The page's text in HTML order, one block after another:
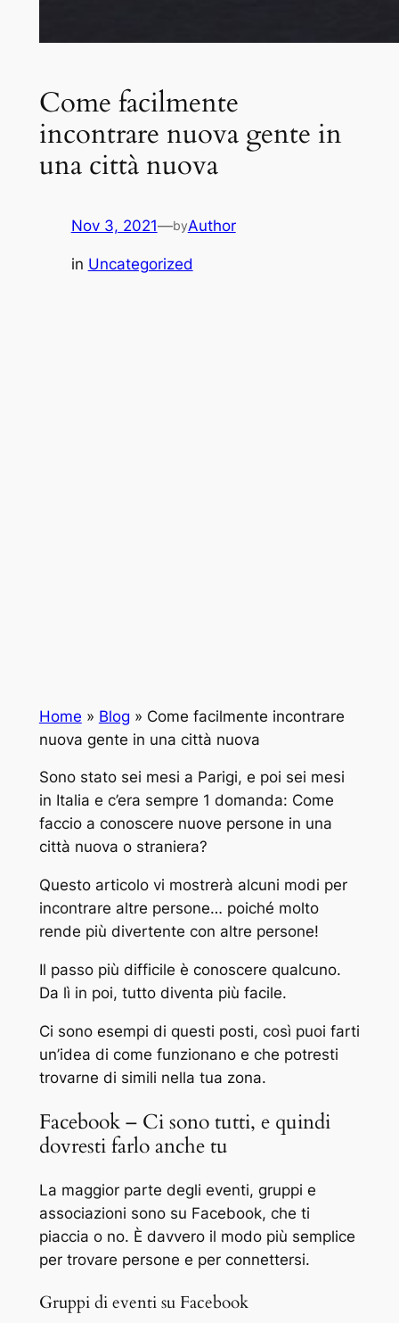
Come facilmente
incontrare nuova gente in
una città nuova
Nov 3, 2021—byAuthor
in Uncategorized
Home » Blog » Come facilmente incontrare
nuova gente in una città nuova
Sono stato sei mesi a Parigi, e poi sei mesi
in Italia e c’era sempre 1 domanda: Come
faccio a conoscere nuove persone in una
città nuova o straniera?
Questo articolo vi mostrerà alcuni modi per
incontrare altre persone… poiché molto
rende più divertente con altre persone!
Il passo più difficile è conoscere qualcuno.
Da lì in poi, tutto diventa più facile.
Ci sono esempi di questi posti, così puoi farti
un’idea di come funzionano e che potresti
trovarne di simili nella tua zona.
Facebook – Ci sono tutti, e quindi
dovresti farlo anche tu
La maggior parte degli eventi, gruppi e
associazioni sono su Facebook, che ti
piaccia o no. È davvero il modo più semplice
per trovare persone e per connettersi.
Gruppi di eventi su Facebook